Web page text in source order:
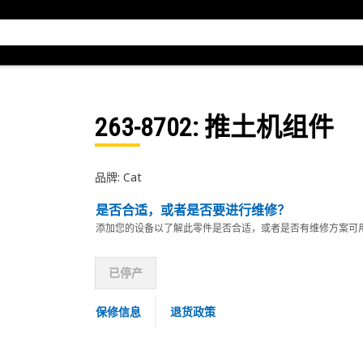
263-8702: 推土机组件
品牌: Cat
是否合适，或者是否要进行维修？
添加您的设备以了解此零件是否合适，或者是否有维修方案可
已停产
保修信息 退货政策